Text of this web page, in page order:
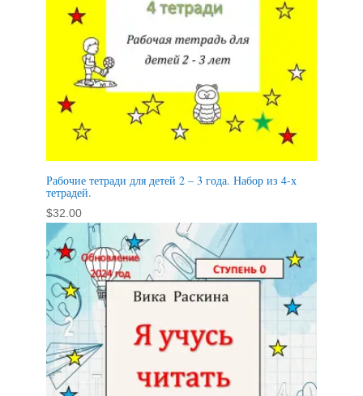
Рабочие тетради для детей 2 – 3 года. Набор из 4-х
тетрадей.
$32.00